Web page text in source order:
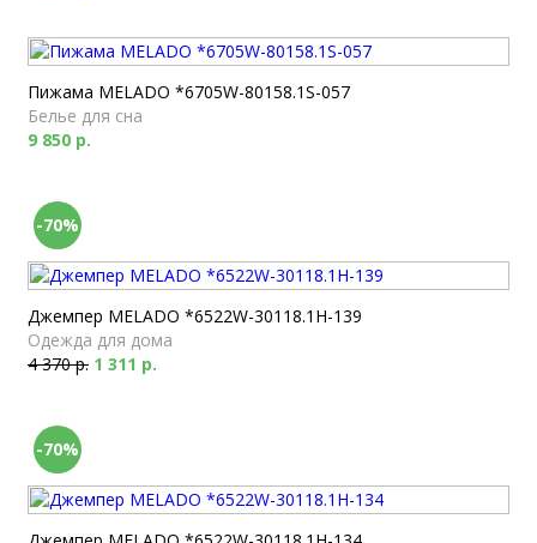
Пижама MELADO *6705W-80158.1S-057
Белье для сна
9 850 р.
-70%
Джемпер MELADO *6522W-30118.1H-139
Одежда для дома
4 370 р. 1 311 р.
-70%